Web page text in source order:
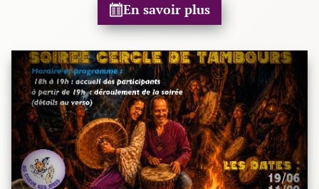
En savoir plus